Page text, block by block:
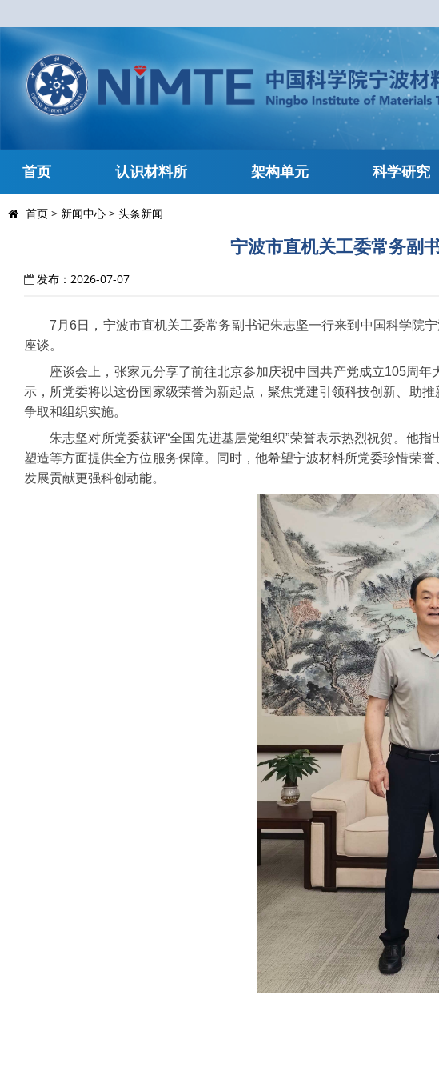
首页 认识材料所 架构单元 科学研究
首页 > 新闻中心 > 头条新闻
宁波市直机关工委常务副
发布：2026-07-07
7月6日，宁波市直机关工委常务副书记朱志坚一行来到中国科学院
座谈。
座谈会上，张家元分享了前往北京参加庆祝中国共产党成立105周
示，所党委将以这份国家级荣誉为新起点，聚焦党建引领科技创新、助
争取和组织实施。
朱志坚对所党委获评“全国先进基层党组织”荣誉表示热烈祝贺。他
塑造等方面提供全方位服务保障。同时，他希望宁波材料所党委珍惜荣
发展贡献更强科创动能。